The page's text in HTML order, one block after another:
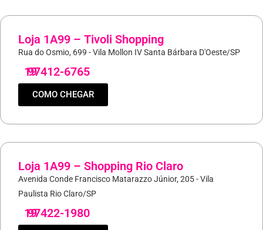
Loja 1A99 – Tivoli Shopping
Rua do Osmio, 699 - Vila Mollon IV Santa Bárbara D'Oeste/SP
19
97412-6765
COMO CHEGAR
Loja 1A99 – Shopping Rio Claro
Avenida Conde Francisco Matarazzo Júnior, 205 - Vila
Paulista Rio Claro/SP
19
97422-1980